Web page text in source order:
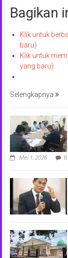
Bagikan
Klik untuk
baru)
Klik untuk
yang baru)
Selengkapnya
Mei 1, 2026 0